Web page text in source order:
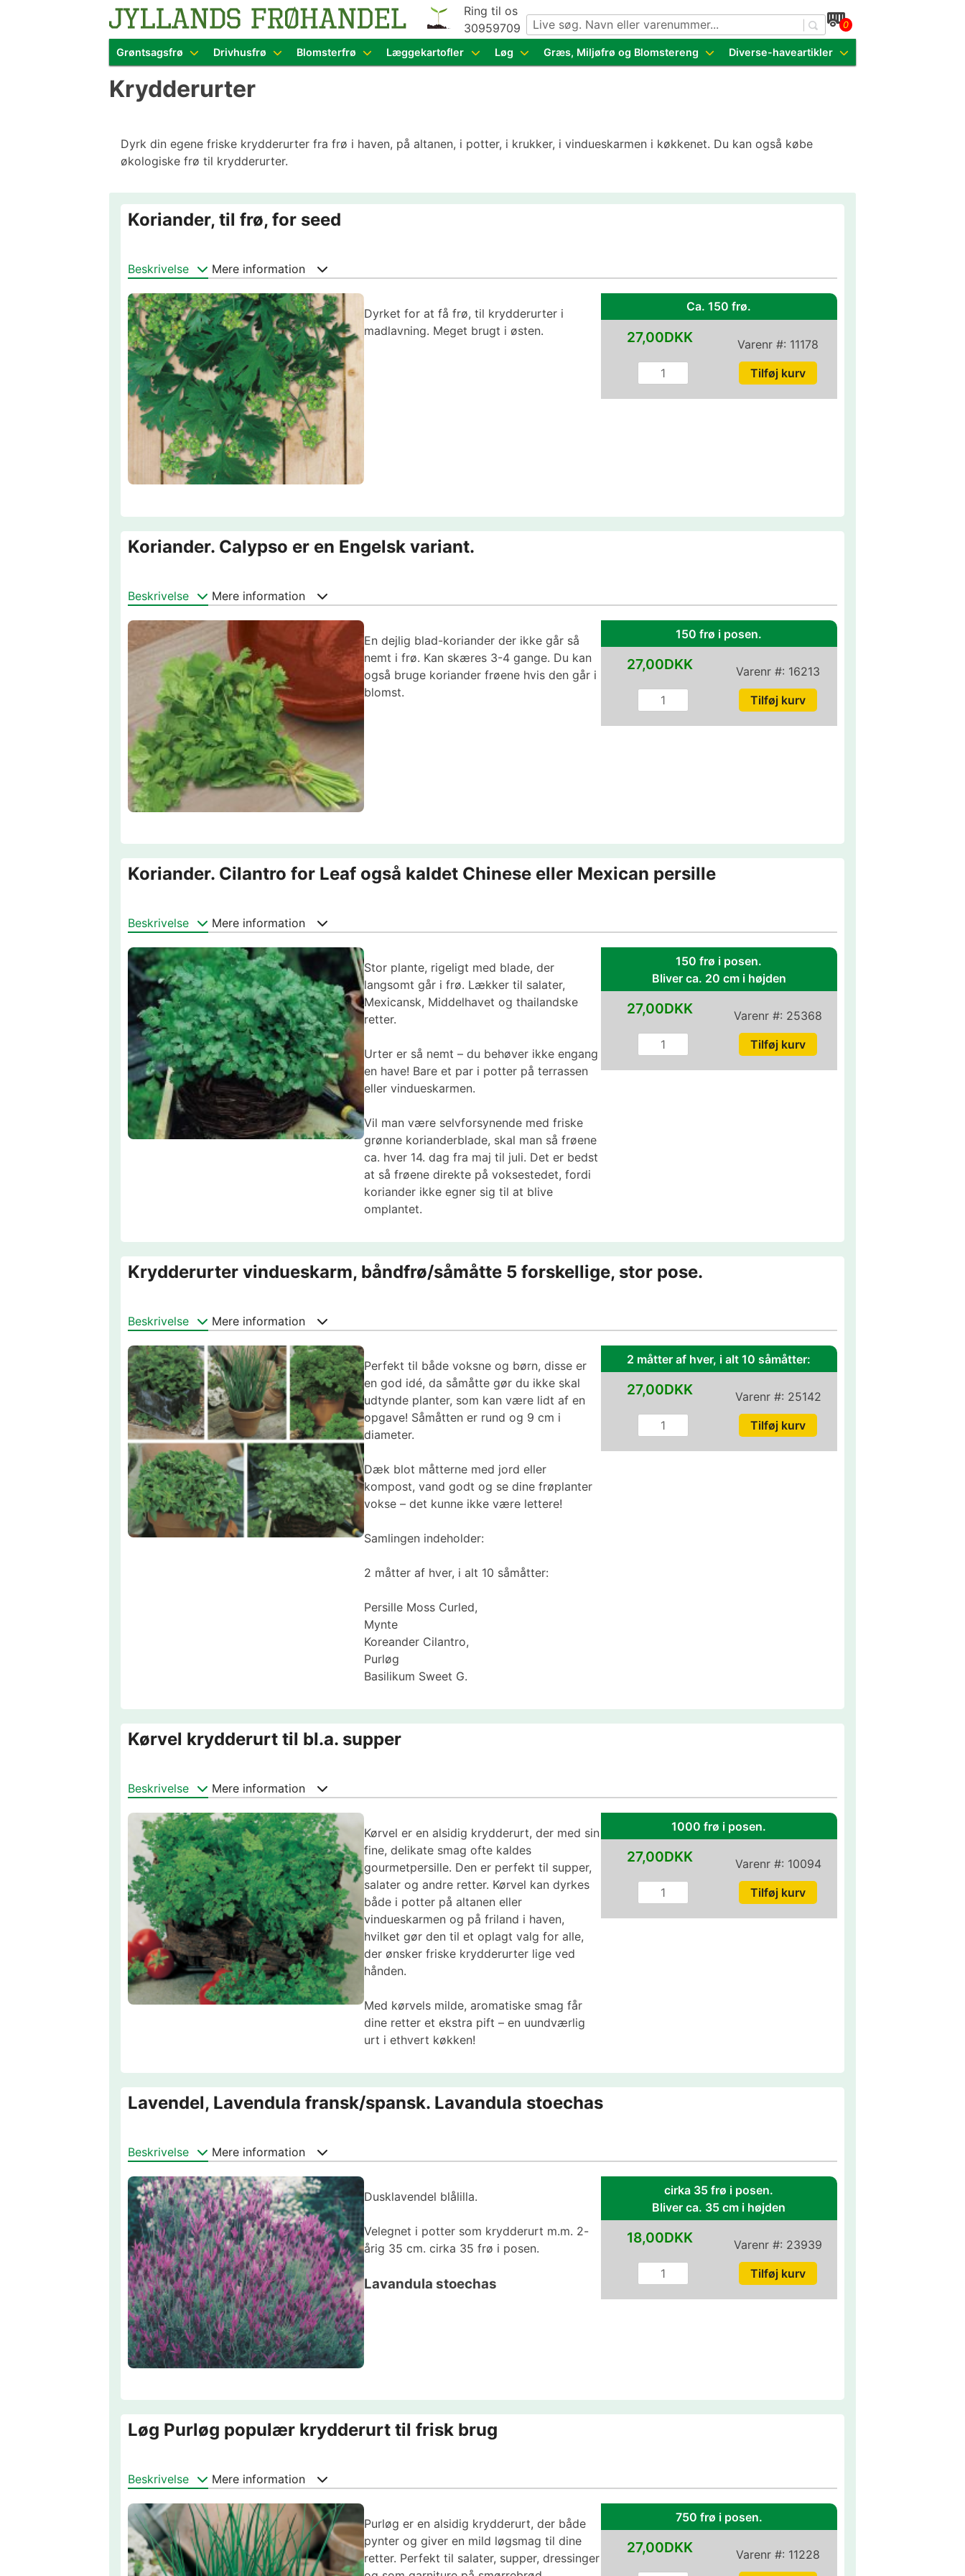
Skip
to
Blomster- og grøntsagsfrø fra hele Europa – få adgang til 1.229 spændende sorter
Ring til os
30959709
0
Grøntsagsfrø Drivhusfrø Blomsterfrø Læggekartofler Løg Græs, Miljøfrø og Blomstereng Diverse-haveartikler
Krydderurter
Dyrk din egene friske krydderurter fra frø i haven, på altanen, i potter, i krukker, i vindueskarmen i køkkenet. Du kan også købe
økologiske frø til krydderurter.
Koriander, til frø, for seed
Beskrivelse Mere information
Dyrket for at få frø, til krydderurter i
madlavning. Meget brugt i østen.
Ca. 150 frø.
Varenr #: 11178
27,00DKK
Koriander. Calypso er en Engelsk variant.
Beskrivelse Mere information
En dejlig blad-koriander der ikke går så
nemt i frø. Kan skæres 3-4 gange. Du kan
også bruge koriander frøene hvis den går i
blomst.
150 frø i posen.
Varenr #: 16213
27,00DKK
Koriander. Cilantro for Leaf også kaldet Chinese eller Mexican persille
Beskrivelse Mere information
Stor plante, rigeligt med blade, der
langsomt går i frø. Lækker til salater,
Mexicansk, Middelhavet og thailandske
retter.
Urter er så nemt – du behøver ikke engang
en have! Bare et par i potter på terrassen
eller vindueskarmen.
Vil man være selvforsynende med friske
grønne korianderblade, skal man så frøene
ca. hver 14. dag fra maj til juli. Det er bedst
at så frøene direkte på voksestedet, fordi
koriander ikke egner sig til at blive
omplantet.
150 frø i posen.
Bliver ca. 20 cm i højden
Varenr #: 25368
27,00DKK
Krydderurter vindueskarm, båndfrø/såmåtte 5 forskellige, stor pose.
Beskrivelse Mere information
Perfekt til både voksne og børn, disse er
en god idé, da såmåtte gør du ikke skal
udtynde planter, som kan være lidt af en
opgave! Såmåtten er rund og 9 cm i
diameter.
Dæk blot måtterne med jord eller
kompost, vand godt og se dine frøplanter
vokse – det kunne ikke være lettere!
Samlingen indeholder:
2 måtter af hver, i alt 10 såmåtter:
Persille Moss Curled,
Mynte
Koreander Cilantro,
Purløg
Basilikum Sweet G.
2 måtter af hver, i alt 10 såmåtter:
Varenr #: 25142
27,00DKK
Kørvel krydderurt til bl.a. supper
Beskrivelse Mere information
Kørvel er en alsidig krydderurt, der med sin
fine, delikate smag ofte kaldes
gourmetpersille. Den er perfekt til supper,
salater og andre retter. Kørvel kan dyrkes
både i potter på altanen eller
vindueskarmen og på friland i haven,
hvilket gør den til et oplagt valg for alle,
der ønsker friske krydderurter lige ved
hånden.
Med kørvels milde, aromatiske smag får
dine retter et ekstra pift – en uundværlig
urt i ethvert køkken!
1000 frø i posen.
Varenr #: 10094
27,00DKK
Lavendel, Lavendula fransk/spansk. Lavandula stoechas
Beskrivelse Mere information
Dusklavendel blålilla.
Velegnet i potter som krydderurt m.m. 2-
årig 35 cm. cirka 35 frø i posen.
Lavandula stoechas
cirka 35 frø i posen.
Bliver ca. 35 cm i højden
Varenr #: 23939
18,00DKK
Løg Purløg populær krydderurt til frisk brug
Beskrivelse Mere information
Purløg er en alsidig krydderurt, der både
pynter og giver en mild løgsmag til dine
retter. Perfekt til salater, supper, dressinger
750 frø i posen.
Varenr #: 11228
27,00DKK